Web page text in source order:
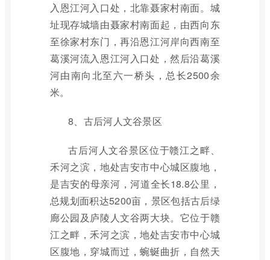
入恩江河入口处，北靠聂家村南面。城
址现存城墙由聂家村南面起，由西向东
至徐家村东门，再沿恩江河岸向西南至
葛溪河流入恩江河入口处，然后沿葛溪
河由南向北至六一桥头，总长2500余
米。
8、古后河人文谷景区
古后河人文谷景区位于赣江之畔、
禾河之滨，地处吉安市中心城区腹地，
是吉安的母亲河，河道全长18.8公里，
总规划面积达5200亩，景区包括古后绿
廊公园及庐陵人文谷两大块。它位于赣
江之畔，禾河之滨，地处吉安市中心城
区腹地，穿城而过，蜿蜒曲折，自然天